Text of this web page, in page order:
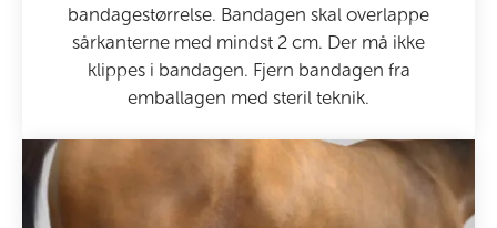
bandagestørrelse. Bandagen skal overlappe
sårkanterne med mindst 2 cm. Der må ikke
klippes i bandagen. Fjern bandagen fra
emballagen med steril teknik.